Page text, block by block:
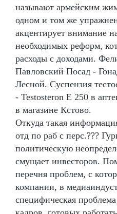
называют армейским
одном и том же
акцентирует внимание
необходимых реформ,
расходы с доходами.
Павловский Посад -
Лесной. Суспензия
- Testosteron E 250 в
в магазине Кстово.
Откуда такая
отд по раб с перс.???
политическую
смущает инвесторов.
перечня проблем, с
компании, в
специфическая